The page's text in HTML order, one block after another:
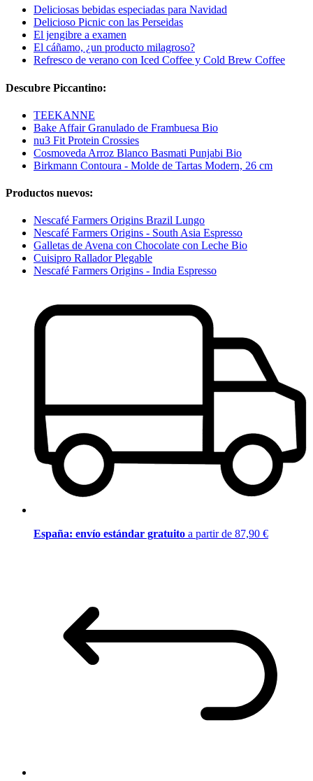
Deliciosas bebidas especiadas para Navidad
Delicioso Picnic con las Perseidas
El jengibre a examen
El cáñamo, ¿un producto milagroso?
Refresco de verano con Iced Coffee y Cold Brew Coffee
Descubre Piccantino:
TEEKANNE
Bake Affair Granulado de Frambuesa Bio
nu3 Fit Protein Crossies
Cosmoveda Arroz Blanco Basmati Punjabi Bio
Birkmann Contoura - Molde de Tartas Modern, 26 cm
Productos nuevos:
Nescafé Farmers Origins Brazil Lungo
Nescafé Farmers Origins - South Asia Espresso
Galletas de Avena con Chocolate con Leche Bio
Cuisipro Rallador Plegable
Nescafé Farmers Origins - India Espresso
España: envío estándar gratuito a partir de 87,90 €